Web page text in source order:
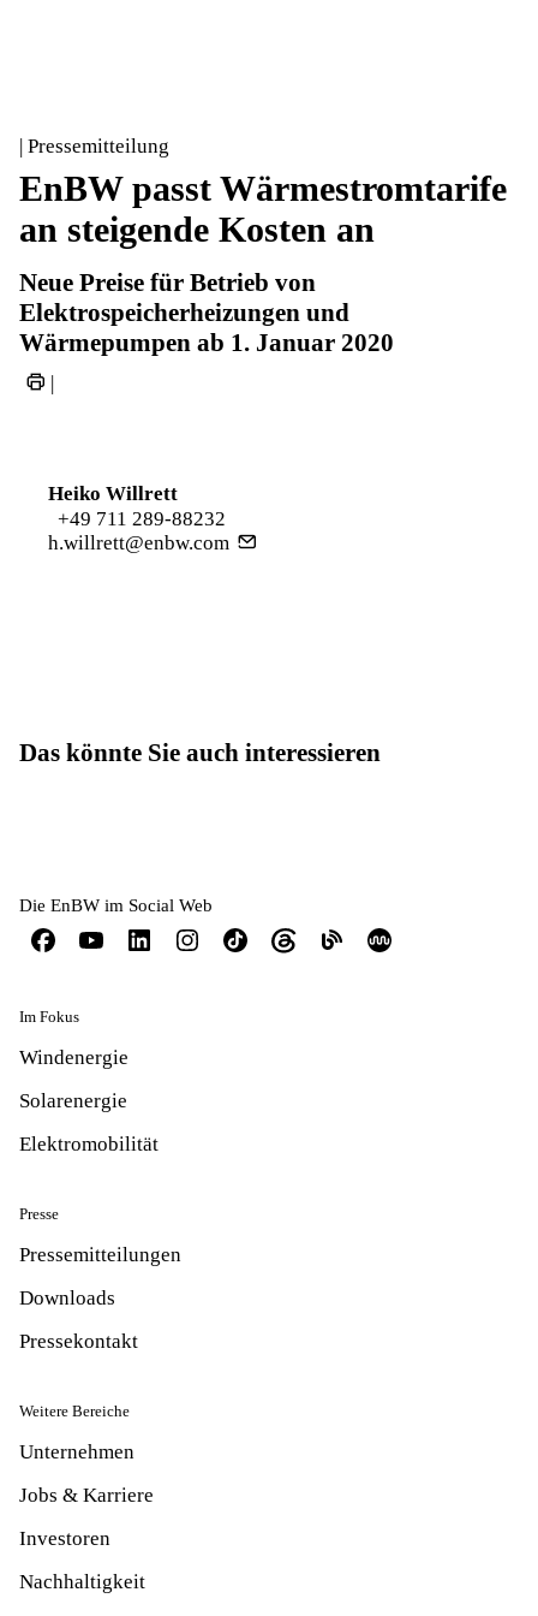
| Pressemitteilung
EnBW passt Wärmestromtarife
an steigende Kosten an
Neue Preise für Betrieb von
Elektrospeicherheizungen und
Wärmepumpen ab 1. Januar 2020
|
Heiko Willrett
+49 711 289-88232
h.willrett@enbw.com
Das könnte Sie auch interessieren
Die EnBW im Social Web
Im Fokus
Windenergie
Solarenergie
Elektromobilität
Presse
Pressemitteilungen
Downloads
Pressekontakt
Weitere Bereiche
Unternehmen
Jobs & Karriere
Investoren
Nachhaltigkeit